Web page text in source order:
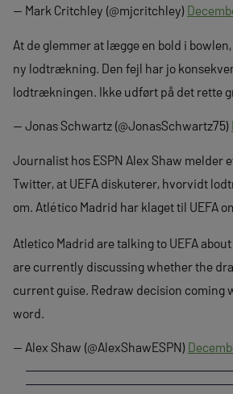
— Mark Critchley (@mjcritchley)
At de glemmer at lægge en bold i
ny lodtrækning. Den fejl har jo
lodtrækningen. Ikke udført på det rette
— Jonas Schwartz (@JonasSchwartz75)
Journalist hos ESPN Alex Shaw melder
Twitter, at UEFA diskuterer, hvorvidt
om. Atlético Madrid har klaget til UEFA
Atletico Madrid are talking to UEFA
are currently discussing whether the
current guise. Redraw decision coming
word.
— Alex Shaw (@AlexShawESPN)